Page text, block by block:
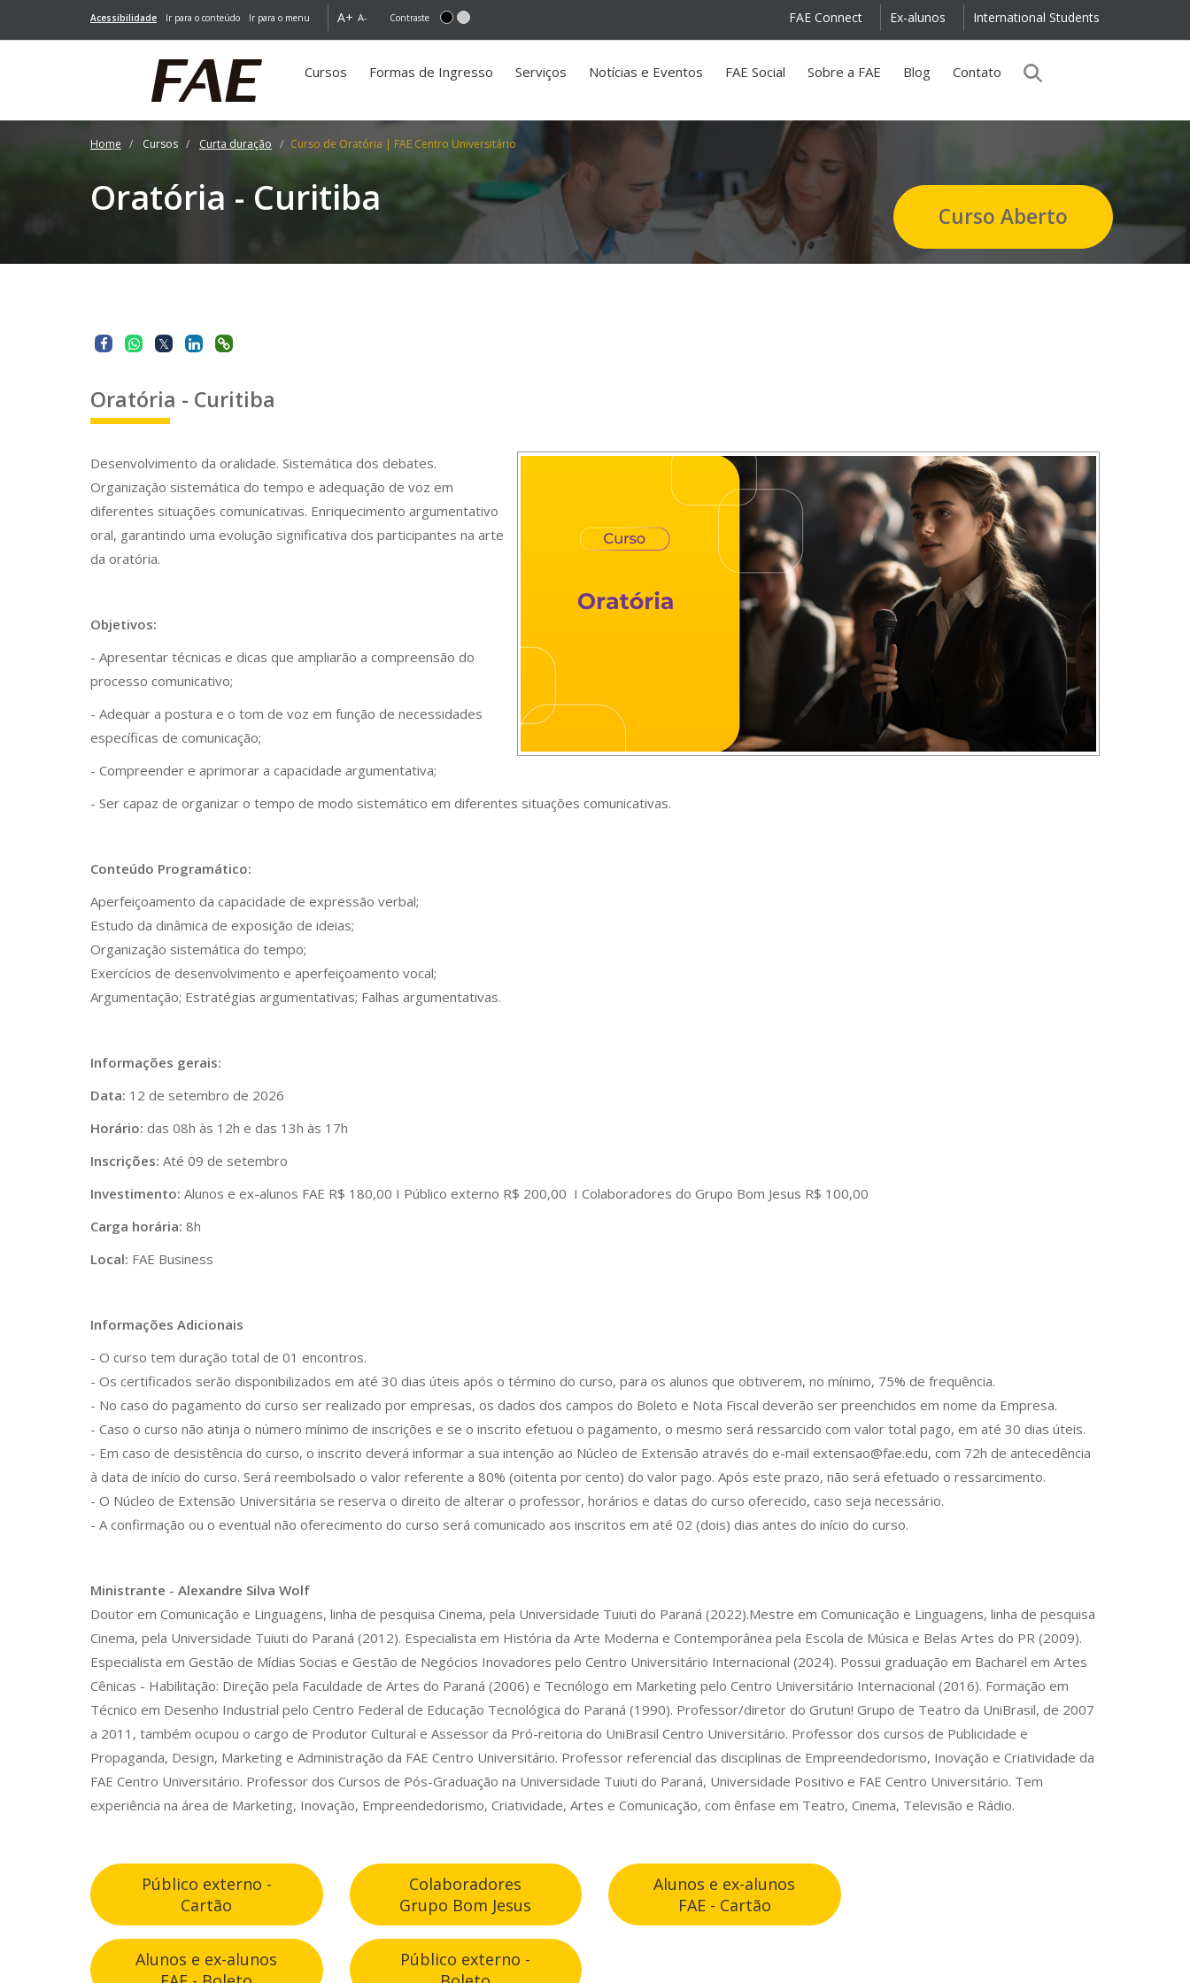
Acessibilidade Ir para o conteúdo Ir para o menu A+ A- Contraste International Students
Ex-alunos
FAE Connect
Cursos
Formas de Ingresso Serviços Notícias e Eventos FAE Social Sobre a FAE Blog Contato
Home Cursos Curta duração Curso de Oratória | FAE Centro Universitário
Oratória - Curitiba Curso Aberto
Oratória - Curitiba
Desenvolvimento da oralidade. Sistemática dos debates.
Organização sistemática do tempo e adequação de voz em
diferentes situações comunicativas. Enriquecimento argumentativo
oral, garantindo uma evolução significativa dos participantes na arte
da oratória.
Objetivos:
- Apresentar técnicas e dicas que ampliarão a compreensão do
processo comunicativo;
- Adequar a postura e o tom de voz em função de necessidades
específicas de comunicação;
- Compreender e aprimorar a capacidade argumentativa;
- Ser capaz de organizar o tempo de modo sistemático em diferentes situações comunicativas.
Conteúdo Programático:
Aperfeiçoamento da capacidade de expressão verbal;
Estudo da dinâmica de exposição de ideias;
Organização sistemática do tempo;
Exercícios de desenvolvimento e aperfeiçoamento vocal;
Argumentação; Estratégias argumentativas; Falhas argumentativas.
Informações gerais:
Data: 12 de setembro de 2026
Horário: das 08h às 12h e das 13h às 17h
Inscrições: Até 09 de setembro
Investimento: Alunos e ex-alunos FAE R$ 180,00 I Público externo R$ 200,00 I Colaboradores do Grupo Bom Jesus R$ 100,00
Carga horária: 8h
Local: FAE Business
Informações Adicionais
- O curso tem duração total de 01 encontros.
- Os certificados serão disponibilizados em até 30 dias úteis após o término do curso, para os alunos que obtiverem, no mínimo, 75% de frequência.
- No caso do pagamento do curso ser realizado por empresas, os dados dos campos do Boleto e Nota Fiscal deverão ser preenchidos em nome da Empresa.
- Caso o curso não atinja o número mínimo de inscrições e se o inscrito efetuou o pagamento, o mesmo será ressarcido com valor total pago, em até 30 dias úteis.
- Em caso de desistência do curso, o inscrito deverá informar a sua intenção ao Núcleo de Extensão através do e-mail extensao@fae.edu, com 72h de antecedência
à data de início do curso. Será reembolsado o valor referente a 80% (oitenta por cento) do valor pago. Após este prazo, não será efetuado o ressarcimento.
- O Núcleo de Extensão Universitária se reserva o direito de alterar o professor, horários e datas do curso oferecido, caso seja necessário.
- A confirmação ou o eventual não oferecimento do curso será comunicado aos inscritos em até 02 (dois) dias antes do início do curso.
Ministrante - Alexandre Silva Wolf
Doutor em Comunicação e Linguagens, linha de pesquisa Cinema, pela Universidade Tuiuti do Paraná (2022).Mestre em Comunicação e Linguagens, linha de pesquisa
Cinema, pela Universidade Tuiuti do Paraná (2012). Especialista em História da Arte Moderna e Contemporânea pela Escola de Música e Belas Artes do PR (2009).
Especialista em Gestão de Mídias Socias e Gestão de Negócios Inovadores pelo Centro Universitário Internacional (2024). Possui graduação em Bacharel em Artes
Cênicas - Habilitação: Direção pela Faculdade de Artes do Paraná (2006) e Tecnólogo em Marketing pelo Centro Universitário Internacional (2016). Formação em
Técnico em Desenho Industrial pelo Centro Federal de Educação Tecnológica do Paraná (1990). Professor/diretor do Grutun! Grupo de Teatro da UniBrasil, de 2007
a 2011, também ocupou o cargo de Produtor Cultural e Assessor da Pró-reitoria do UniBrasil Centro Universitário. Professor dos cursos de Publicidade e
Propaganda, Design, Marketing e Administração da FAE Centro Universitário. Professor referencial das disciplinas de Empreendedorismo, Inovação e Criatividade da
FAE Centro Universitário. Professor dos Cursos de Pós-Graduação na Universidade Tuiuti do Paraná, Universidade Positivo e FAE Centro Universitário. Tem
experiência na área de Marketing, Inovação, Empreendedorismo, Criatividade, Artes e Comunicação, com ênfase em Teatro, Cinema, Televisão e Rádio.
Público externo -
Cartão
Colaboradores
Grupo Bom Jesus
Alunos e ex-alunos
FAE - Cartão
Alunos e ex-alunos
Público externo -